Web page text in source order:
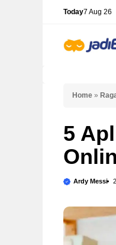
Today7 Aug 26
Home »
5
Ardy Messi